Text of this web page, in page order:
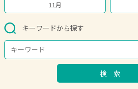
11月
キーワードから探す
検 索